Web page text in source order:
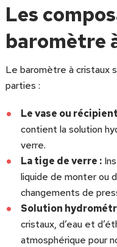
Les
baromètre
Le baromètre à cristaux
parties :
Le vase ou
contient la solution
verre.
La tige de verre :
liquide de monter ou
changements de
Solution
cristaux, d’eau et
atmosphérique pour